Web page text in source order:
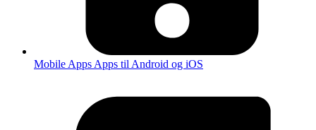
Mobile Apps Apps til Android og iOS